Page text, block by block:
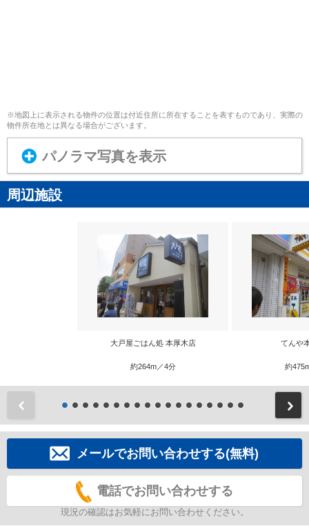
※地図上に表示される物件の位置は付近住所に所在することを表すものであり、実際の
物件所在地とは異なる場合がございます。
パノラマ写真を表示
周辺施設
大戸屋ごはん処 本厚木店
約264m／4分
てんや
約
メールでお問い合わせする(無料)
電話でお問い合わせする
現況の確認はお気軽にお問い合わせください。